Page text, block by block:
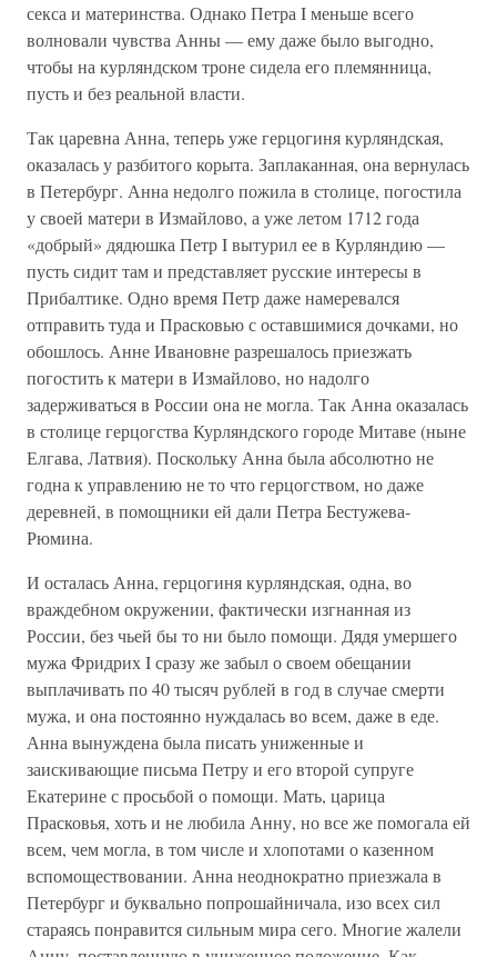
секса и материнства. Однако Петра I меньше всего
волновали чувства Анны — ему даже было выгодно,
чтобы на курляндском троне сидела его племянница,
пусть и без реальной власти.
Так царевна Анна, теперь уже герцогиня курляндская,
оказалась у разбитого корыта. Заплаканная, она вернулась
в Петербург. Анна недолго пожила в столице, погостила
у своей матери в Измайлово, а уже летом 1712 года
«добрый» дядюшка Петр I вытурил ее в Курляндию —
пусть сидит там и представляет русские интересы в
Прибалтике. Одно время Петр даже намеревался
отправить туда и Прасковью с оставшимися дочками, но
обошлось. Анне Ивановне разрешалось приезжать
погостить к матери в Измайлово, но надолго
задерживаться в России она не могла. Так Анна оказалась
в столице герцогства Курляндского городе Митаве (ныне
Елгава, Латвия). Поскольку Анна была абсолютно не
годна к управлению не то что герцогством, но даже
деревней, в помощники ей дали Петра Бестужева-
Рюмина.
И осталась Анна, герцогиня курляндская, одна, во
враждебном окружении, фактически изгнанная из
России, без чьей бы то ни было помощи. Дядя умершего
мужа Фридрих I сразу же забыл о своем обещании
выплачивать по 40 тысяч рублей в год в случае смерти
мужа, и она постоянно нуждалась во всем, даже в еде.
Анна вынуждена была писать униженные и
заискивающие письма Петру и его второй супруге
Екатерине с просьбой о помощи. Мать, царица
Прасковья, хоть и не любила Анну, но все же помогала ей
всем, чем могла, в том числе и хлопотами о казенном
вспомоществовании. Анна неоднократно приезжала в
Петербург и буквально попрошайничала, изо всех сил
стараясь понравится сильным мира сего. Многие жалели